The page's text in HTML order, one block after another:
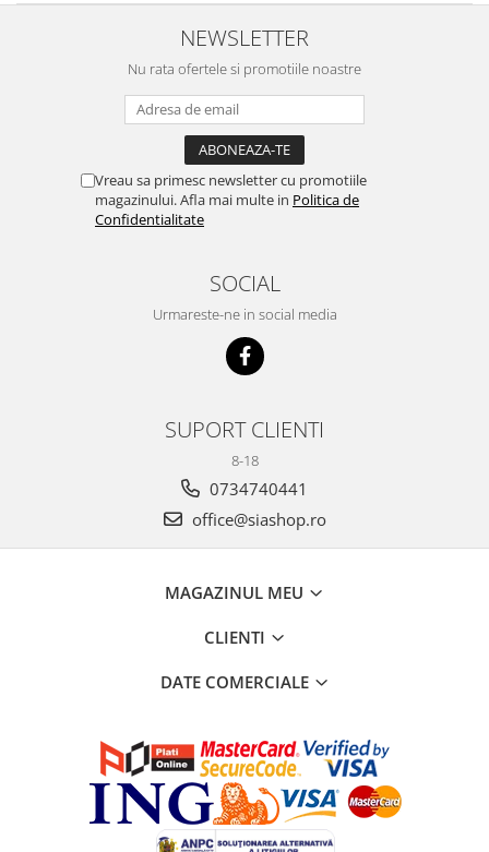
NEWSLETTER
Nu rata ofertele si promotiile noastre
Vreau sa primesc newsletter cu promotiile
magazinului. Afla mai multe in Politica de
Confidentialitate
SOCIAL
Urmareste-ne in social media
SUPORT CLIENTI
8-18
0734740441
office@siashop.ro
MAGAZINUL MEU
CLIENTI
DATE COMERCIALE